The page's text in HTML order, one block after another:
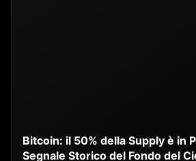
Bitcoin: il 50% della Supply è in
Segnale Storico del Fondo del